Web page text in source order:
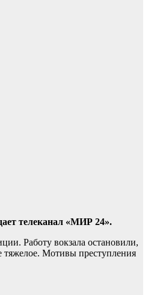
телеканал «МИР 24».
Работу вокзала остановили,
тяжелое. Мотивы преступления